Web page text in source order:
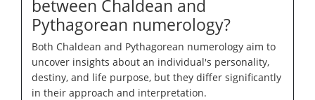
between Chaldean and
Pythagorean numerology?
Both Chaldean and Pythagorean numerology aim to
uncover insights about an individual's personality,
destiny, and life purpose, but they differ significantly
in their approach and interpretation.